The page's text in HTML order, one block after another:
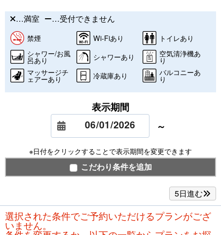
…満室 …受付できません
禁煙 Wi-Fiあり
トイレあり
シャワー/お風
呂あり シャワーあり 空気清浄機あ
り
マッサージチ
ェアーあり 冷蔵庫あり バルコニーあ
り
表示期間
～
※日付をクリックすることで表示期間を変更できます
こだわり条件を追加
5日進む
選択された条件でご予約いただけるプランがござ
いません。